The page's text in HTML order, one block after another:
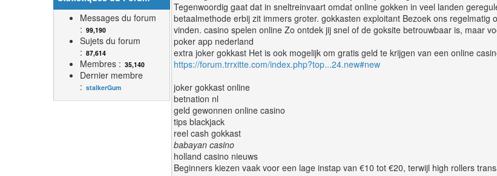
Messages du forum
: 99,190
Sujets du forum
: 87,614
Membres : 35,140
Dernier membre
: stalkerGum
Tegenwoordig gaat dat in sneltreinvaart omdat online gokken in veel landen
betaalmethode erbij zit immers groter. gokkasten exploitant Bezoek ons
vinden. casino spelen online Zo ontdek jij snel of de goksite betrouwbaar is, maar
poker app nederland
extra joker gokkast Het is ook mogelijk om gratis geld te krijgen van een online
https://forum.trrxitte.com/index.php?top...24.new#new
joker gokkast online
betnation nl
geld gewonnen online casino
tips blackjack
reel cash gokkast
babayan casino
holland casino nieuws
Beginners kiezen vaak voor een lage instap van €10 tot €20, terwijl high rollers